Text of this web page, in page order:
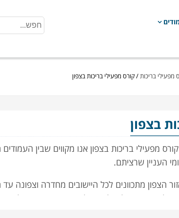
מפעילי בריכות/קורס מפעילי בריכות בצפון
בצפון
מפעילי בריכות בצפון אנו מקווים שבין
העניין שרציתם.
הצפון מתכוונים לכל היישובים מחדרה וצפונה עד
למקום בו יכולים להגיע לשעתיים ואף יותר.